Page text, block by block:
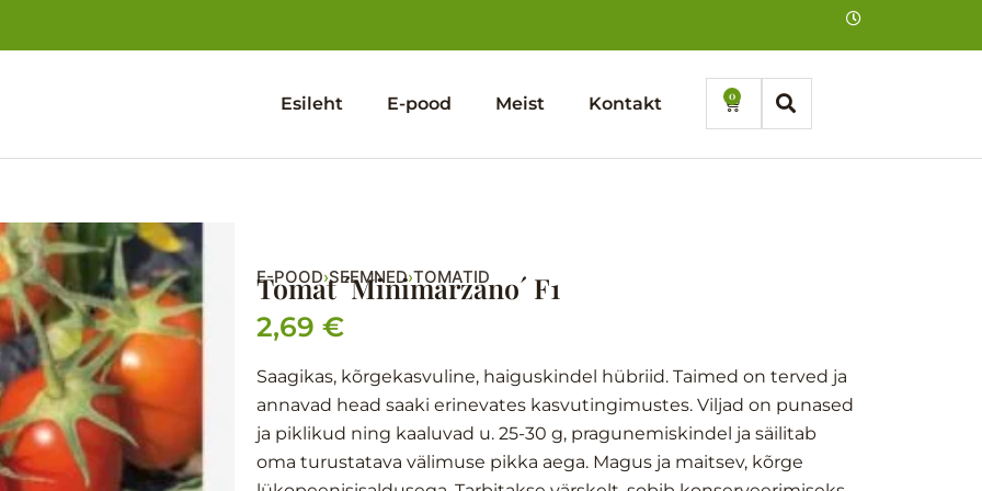
Esileht E-pood Meist Kontakt 0
Cart
E-POOD›SEEMNED›TOMATID
Tomat ´Minimarzano´ F1
2,69 €
Saagikas, kõrgekasvuline, haiguskindel hübriid. Taimed on terved ja
annavad head saaki erinevates kasvutingimustes. Viljad on punased
ja piklikud ning kaaluvad u. 25-30 g, pragunemiskindel ja säilitab
oma turustatava välimuse pikka aega. Magus ja maitsev, kõrge